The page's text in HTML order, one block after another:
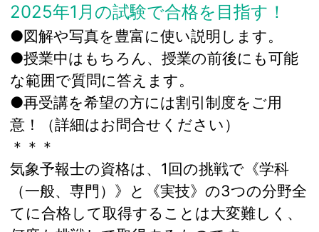
2025年1月の試験で合格を目指す！
●図解や写真を豊富に使い説明します。
●授業中はもちろん、授業の前後にも可能
な範囲で質問に答えます。
●再受講を希望の方には割引制度をご用
意！（詳細はお問合せください）
＊＊＊
気象予報士の資格は、1回の挑戦で《学科
（一般、専門）》と《実技》の3つの分野全
てに合格して取得することは大変難しく、